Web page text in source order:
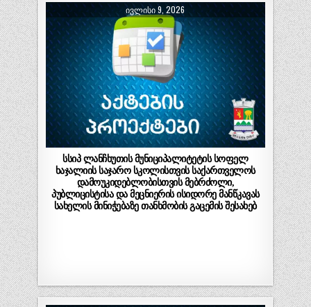
ᲘᲕᲚᲘᲡᲘ 9, 2026
სსიპ ლანჩხუთის მუნიციპალიტეტის სოფელ
ხაჯალიის საჯარო სკოლისთვის საქართველოს
დამოუკიდებლობისთვის მებრძოლი,
პუბლიცისტისა და მეცნიერის ისიდორე მანწკავას
სახელის მინიჭებაზე თანხმობის გაცემის შესახებ